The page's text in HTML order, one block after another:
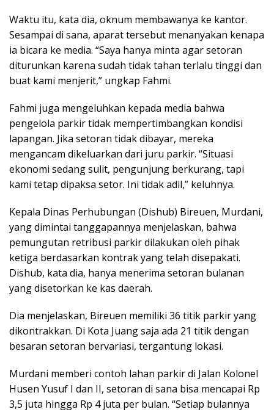
Waktu itu, kata dia, oknum membawanya ke kantor.
Sesampai di sana, aparat tersebut menanyakan kenapa
ia bicara ke media. “Saya hanya minta agar setoran
diturunkan karena sudah tidak tahan terlalu tinggi dan
buat kami menjerit,” ungkap Fahmi.
Fahmi juga mengeluhkan kepada media bahwa
pengelola parkir tidak mempertimbangkan kondisi
lapangan. Jika setoran tidak dibayar, mereka
mengancam dikeluarkan dari juru parkir. “Situasi
ekonomi sedang sulit, pengunjung berkurang, tapi
kami tetap dipaksa setor. Ini tidak adil,” keluhnya.
Kepala Dinas Perhubungan (Dishub) Bireuen, Murdani,
yang dimintai tanggapannya menjelaskan, bahwa
pemungutan retribusi parkir dilakukan oleh pihak
ketiga berdasarkan kontrak yang telah disepakati.
Dishub, kata dia, hanya menerima setoran bulanan
yang disetorkan ke kas daerah.
Dia menjelaskan, Bireuen memiliki 36 titik parkir yang
dikontrakkan. Di Kota Juang saja ada 21 titik dengan
besaran setoran bervariasi, tergantung lokasi.
Murdani memberi contoh lahan parkir di Jalan Kolonel
Husen Yusuf I dan II, setoran di sana bisa mencapai Rp
3,5 juta hingga Rp 4 juta per bulan. “Setiap bulannya